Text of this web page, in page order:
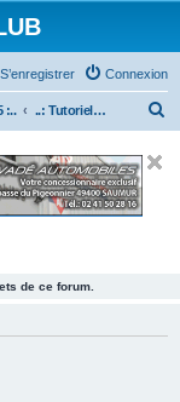
Connexion
S’enregistrer
:.. ..: Tutoriels (CX5) :..
e
de ce forum.